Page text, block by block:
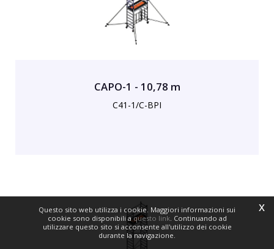
CAPO-1 - 10,78 m
C41-1/C-BPI
x
Questo sito web utilizza i cookie. Maggiori informazioni sui
cookie sono disponibili aquesto link. Continuando ad
utilizzare questo sito si acconsente all'utilizzo dei cookie
durante la navigazione.